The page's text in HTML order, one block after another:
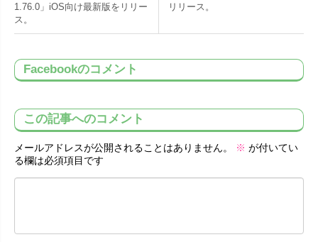
1.76.0」iOS向け最新版をリリー
ス。
リリース。
Facebookのコメント
この記事へのコメント
メールアドレスが公開されることはありません。 ※ が付いてい
る欄は必須項目です